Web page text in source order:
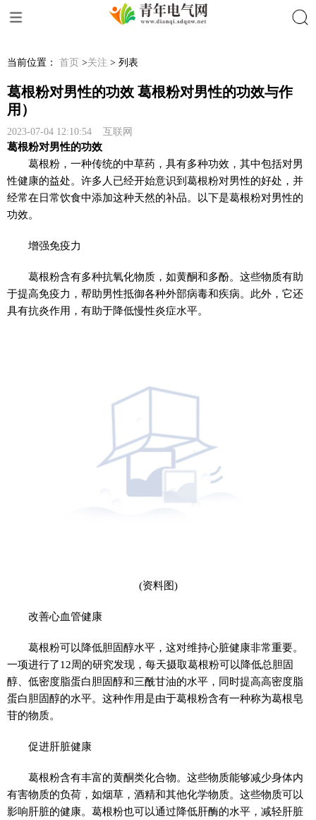
当前位置： 首页 >关注 > 列表
葛根粉对男性的功效 葛根粉对男性的功效与作
用）
2023-07-04 12:10:54 互联网
葛根粉对男性的功效
葛根粉，一种传统的中草药，具有多种功效，其中包括对男
性健康的益处。许多人已经开始意识到葛根粉对男性的好处，并
经常在日常饮食中添加这种天然的补品。以下是葛根粉对男性的
功效。
增强免疫力
葛根粉含有多种抗氧化物质，如黄酮和多酚。这些物质有助
于提高免疫力，帮助男性抵御各种外部病毒和疾病。此外，它还
具有抗炎作用，有助于降低慢性炎症水平。
(资料图)
改善心血管健康
葛根粉可以降低胆固醇水平，这对维持心脏健康非常重要。
一项进行了12周的研究发现，每天摄取葛根粉可以降低总胆固
醇、低密度脂蛋白胆固醇和三酰甘油的水平，同时提高高密度脂
蛋白胆固醇的水平。这种作用是由于葛根粉含有一种称为葛根皂
苷的物质。
促进肝脏健康
葛根粉含有丰富的黄酮类化合物。这些物质能够减少身体内
有害物质的负荷，如烟草，酒精和其他化学物质。这些物质可以
影响肝脏的健康。葛根粉也可以通过降低肝酶的水平，减轻肝脏